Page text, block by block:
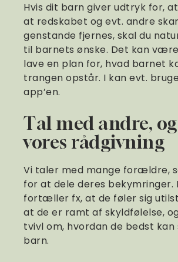
Hvis dit barn giver udtryk for,
at redskabet og evt. andre
genstande fjernes, skal du
til barnets ønske. Det kan
lave en plan for, hvad barnet
trangen opstår. I kan evt.
app’en.
Tal med andre,
vores rådgivning
Vi taler med mange forældre,
for at dele deres bekymringer.
fortæller fx, at de føler sig
at de er ramt af skyldfølelse,
tvivl om, hvordan de bedst
barn.